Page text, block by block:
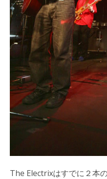
The Electrixはすでに２本